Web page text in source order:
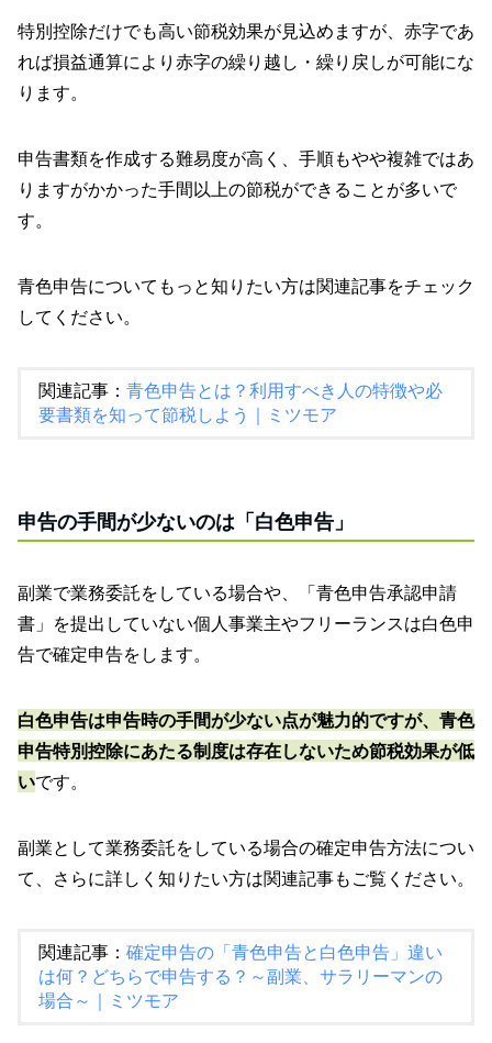
特別控除だけでも高い節税効果が見込めますが、赤字であ
れば損益通算により赤字の繰り越し・繰り戻しが可能にな
ります。
申告書類を作成する難易度が高く、手順もやや複雑ではあ
りますがかかった手間以上の節税ができることが多いで
す。
青色申告についてもっと知りたい方は関連記事をチェック
してください。
関連記事： 青色申告とは？利用すべき人の特徴や必
要書類を知って節税しよう｜ミツモア
申告の手間が少ないのは「白色申告」
副業で業務委託をしている場合や、「青色申告承認申請
書」を提出していない個人事業主やフリーランスは白色申
告で確定申告をします。
白色申告は申告時の手間が少ない点が魅力的ですが、青色
申告特別控除にあたる制度は存在しないため節税効果が低
いです。
副業として業務委託をしている場合の確定申告方法につい
て、さらに詳しく知りたい方は関連記事もご覧ください。
関連記事： 確定申告の「青色申告と白色申告」違い
は何？どちらで申告する？～副業、サラリーマンの
場合～｜ミツモア